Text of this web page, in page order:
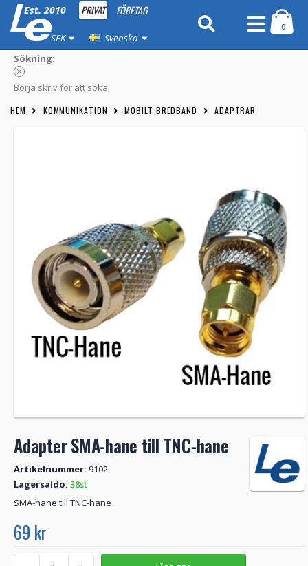
Est. 2010 PRIVAT FÖRETAG
SEK Svenska
0
Sökning:
Börja skriv för att söka!
HEM KOMMUNIKATION MOBILT BREDBAND ADAPTRAR
Adapter SMA-hane till TNC-hane
Artikelnummer: 9102
Lagersaldo: 38st
SMA-hane till TNC-hane
69 kr